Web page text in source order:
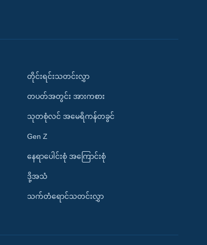
တိုင်းရင်းသတင်းလွှာ
တပတ်အတွင်း အားကစား
သုတစုံလင် အမေရိကန်တခွင်
Gen Z
နေရာပေါင်းစုံ အကြောင်းစုံ
ဒို့အသံ
သက်တံရောင်သတင်းလွှာ